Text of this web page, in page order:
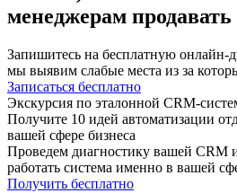
менеджерам
Запишитесь на бесплатную онлайн-
мы выявим слабые места из за
Записаться бесплатно
Экскурсия по эталонной CRM-
Получите 10 идей автоматизации
вашей сфере бизнеса
Проведем диагностику вашей CRM
работать система именно в вашей
Получить бесплатно